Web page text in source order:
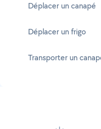
Déplacer un canapé
Déplacer un frigo
Transporter un